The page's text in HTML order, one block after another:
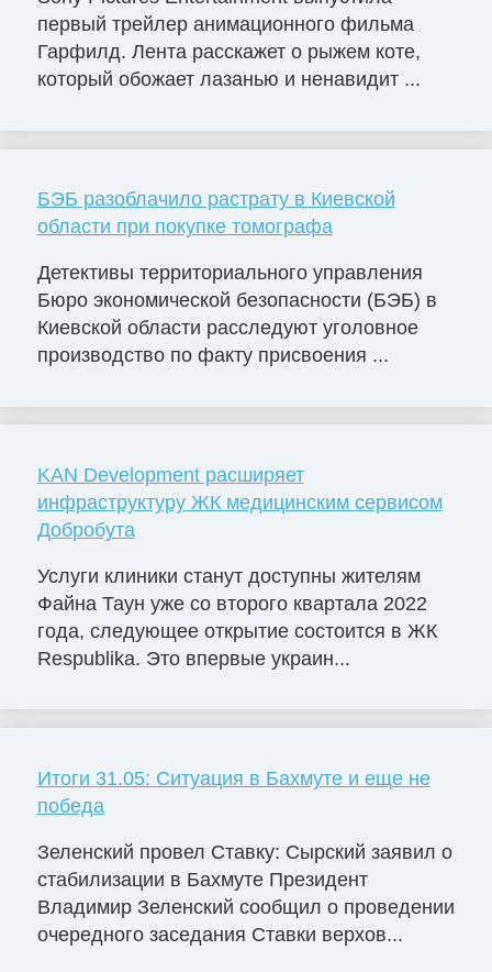
первый трейлер анимационного фильма
Гарфилд. Лента расскажет о рыжем коте,
который обожает лазанью и ненавидит ...
БЭБ разоблачило растрату в Киевской
области при покупке томографа
Детективы территориального управления
Бюро экономической безопасности (БЭБ) в
Киевской области расследуют уголовное
производство по факту присвоения ...
KAN Development расширяет
инфраструктуру ЖК медицинским сервисом
Добробута
Услуги клиники станут доступны жителям
Файна Таун уже со второго квартала 2022
года, следующее открытие состоится в ЖК
Respublika. Это впервые украин...
Итоги 31.05: Ситуация в Бахмуте и еще не
победа
Зеленский провел Ставку: Сырский заявил о
стабилизации в Бахмуте Президент
Владимир Зеленский сообщил о проведении
очередного заседания Ставки верхов...